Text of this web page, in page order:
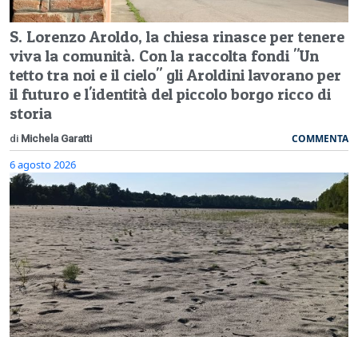
S. Lorenzo Aroldo, la chiesa rinasce per tenere
viva la comunità. Con la raccolta fondi "Un
tetto tra noi e il cielo" gli Aroldini lavorano per
il futuro e l'identità del piccolo borgo ricco di
storia
di Michela Garatti COMMENTA
6 agosto 2026